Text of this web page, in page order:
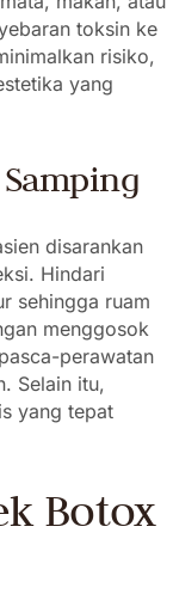
toksin ke
risiko,
yang
disarankan
Hindari
sehingga ruam
menggosok
perawatan
Selain itu,
yang tepat
Botox